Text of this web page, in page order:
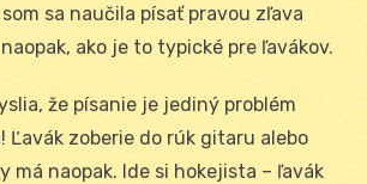
sa naučila písať pravou zľava
ako je to typické pre ľavákov.
že písanie je jediný problém
Ľavák zoberie do rúk gitaru alebo
má naopak. Ide si hokejista – ľavák